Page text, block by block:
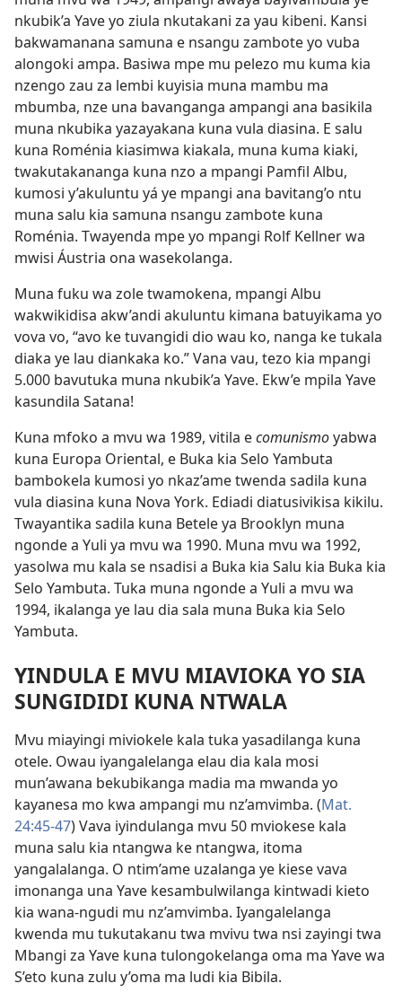
nkubik’a Yave yo ziula nkutakani za yau kibeni. Kansi
bakwamanana samuna e nsangu zambote yo vuba
alongoki ampa. Basiwa mpe mu pelezo mu kuma kia
nzengo zau za lembi kuyisia muna mambu ma
mbumba, nze una bavanganga ampangi ana basikila
muna nkubika yazayakana kuna vula diasina. E salu
kuna Roménia kiasimwa kiakala, muna kuma kiaki,
twakutakananga kuna nzo a mpangi Pamfil Albu,
kumosi y’akuluntu yá ye mpangi ana bavitang’o ntu
muna salu kia samuna nsangu zambote kuna
Roménia. Twayenda mpe yo mpangi Rolf Kellner wa
mwisi Áustria ona wasekolanga.
Muna fuku wa zole twamokena, mpangi Albu
wakwikidisa akw’andi akuluntu kimana batuyikama yo
vova vo, “avo ke tuvangidi dio wau ko, nanga ke tukala
diaka ye lau diankaka ko.” Vana vau, tezo kia mpangi
5.000 bavutuka muna nkubik’a Yave. Ekw’e mpila Yave
kasundila Satana!
Kuna mfoko a mvu wa 1989, vitila ecomunismoyabwa
kuna Europa Oriental, e Buka kia Selo Yambuta
bambokela kumosi yo nkaz’ame twenda sadila kuna
vula diasina kuna Nova York. Ediadi diatusivikisa kikilu.
Twayantika sadila kuna Betele ya Brooklyn muna
ngonde a Yuli ya mvu wa 1990. Muna mvu wa 1992,
yasolwa mu kala se nsadisi a Buka kia Salu kia Buka kia
Selo Yambuta. Tuka muna ngonde a Yuli a mvu wa
1994, ikalanga ye lau dia sala muna Buka kia Selo
Yambuta.
YINDULA E MVU MIAVIOKA YO SIA
SUNGIDIDI KUNA NTWALA
Mvu miayingi miviokele kala tuka yasadilanga kuna
otele. Owau iyangalelanga elau dia kala mosi
mun’awana bekubikanga madia ma mwanda yo
kayanesa mo kwa ampangi mu nz’amvimba. (Mat.
24:45-47) Vava iyindulanga mvu 50 mviokese kala
muna salu kia ntangwa ke ntangwa, itoma
yangalalanga. O ntim’ame uzalanga ye kiese vava
imonanga una Yave kesambulwilanga kintwadi kieto
kia wana-ngudi mu nz’amvimba. Iyangalelanga
kwenda mu tukutakanu twa mvivu twa nsi zayingi twa
Mbangi za Yave kuna tulongokelanga oma ma Yave wa
S’eto kuna zulu y’oma ma ludi kia Bibila.